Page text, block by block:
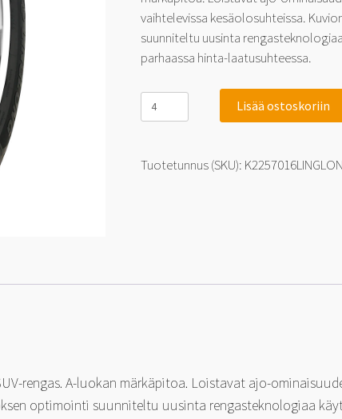
vaihtelevissa kesäolosuhteissa.
suunniteltu uusinta
parhaassa hinta-laatusuhteessa.
Linglong
Sport
Master
16
Lisää ostoskoriin
Tuotetunnus (SKU):
rengas. A-luokan märkäpitoa. Loistavat ajo-
optimointi suunniteltu uusinta rengasteknologiaa